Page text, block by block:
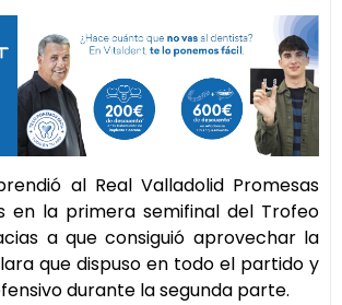
al Real Valladolid Promesas
en la primera semifinal del Trofeo
a que consiguió aprovechar la
que dispuso en todo el partido y
durante la segunda parte.